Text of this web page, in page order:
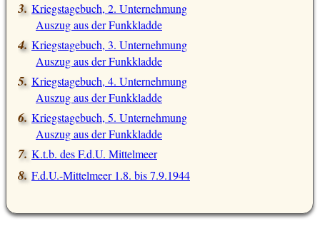
Kriegstagebuch, 2. Unternehmung
Auszug aus der Funkkladde
Kriegstagebuch, 3. Unternehmung
Auszug aus der Funkkladde
Kriegstagebuch, 4. Unternehmung
Auszug aus der Funkkladde
Kriegstagebuch, 5. Unternehmung
Auszug aus der Funkkladde
K.t.b. des F.d.U. Mittelmeer
F.d.U.-Mittelmeer 1.8. bis 7.9.1944